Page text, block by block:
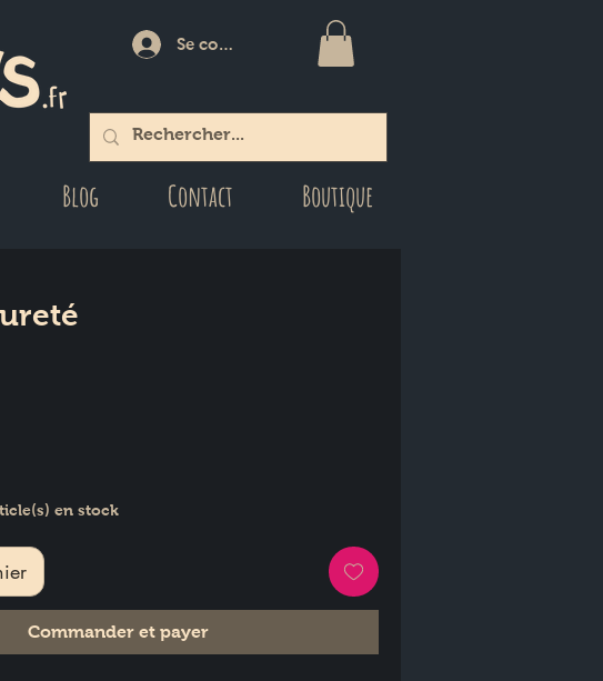
Se connecter
Blog Contact Boutique
en stock
Commander et payer